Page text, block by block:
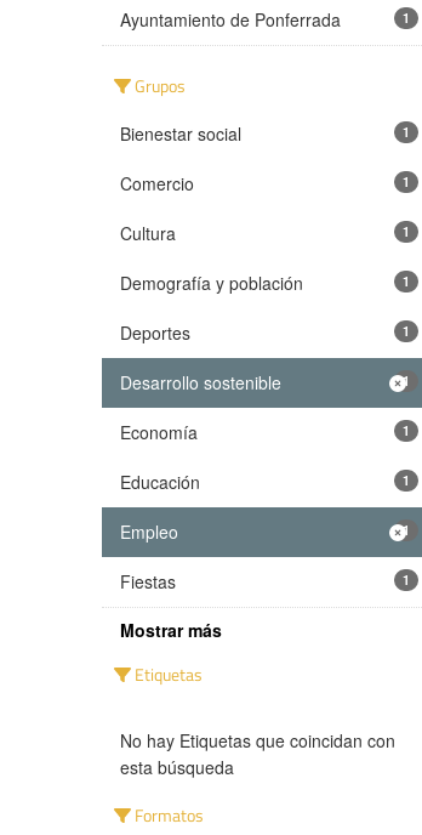
Ayuntamiento de Ponferrada 1
Grupos
Bienestar social 1
Comercio 1
Cultura 1
Demografía y población 1
Deportes 1
Desarrollo sostenible 1
Economía 1
Educación 1
Empleo 1
Fiestas 1
Mostrar más
Etiquetas
No hay Etiquetas que coincidan con
esta búsqueda
Formatos